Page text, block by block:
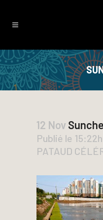
12 Nov
Publié le 15:22h
PATAUD